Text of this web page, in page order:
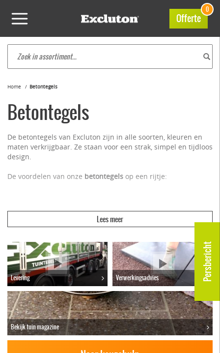
Persbericht
Offerte
0
Home Betontegels
Betontegels
De betontegels van Excluton zijn in alle soorten, kleuren en
maten verkrijgbaar. Ze staan voor een strak, simpel en tijdloos
design.
De voordelen van onze betontegels op een rijtje:
Te gebruiken voor verschillende toepassingen
Betontegels gebruikt u bijvoorbeeld voor de aanleg voor uw
terras of voor een uniek design in uw tuin met looppaden. Ze
zijn ook goed te combineren met andere tuintegels, zoals
onzeabbeystones. Bekijk hieronder het ruime aanbod van
Excluton en vraag online uwofferteaan.
Levering Verwerkingsadvies
Bekijk tuin magazine